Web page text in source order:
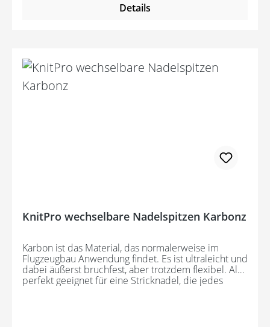
Details
KnitPro wechselbare Nadelspitzen Karbonz
Karbon ist das Material, das normalerweise im
Flugzeugbau Anwendung findet. Es ist ultraleicht und
dabei äußerst bruchfest, aber trotzdem flexibel. Also
perfekt geeignet für eine Stricknadel, die jedes